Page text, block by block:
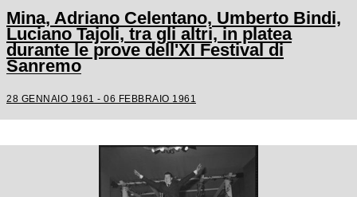
Mina, Adriano Celentano, Umberto Bindi,
Luciano Tajoli, tra gli altri, in platea
durante le prove dell'XI Festival di
Sanremo
28 GENNAIO 1961 - 06 FEBBRAIO 1961